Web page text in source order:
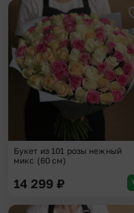
Букет из 101 розы нежный
микс (60 см)
14 299 ₽